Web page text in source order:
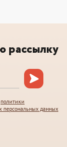
рассылку
политики
персональных данных